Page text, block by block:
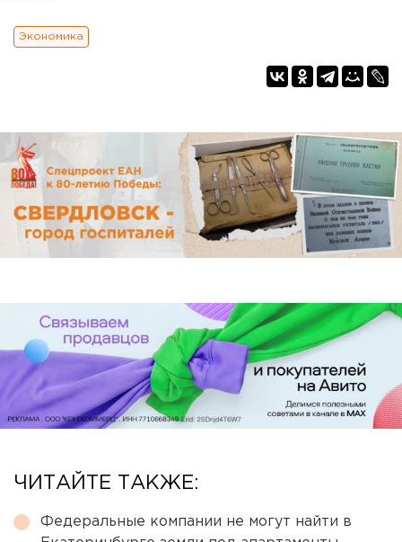
Экономика
ЧИТАЙТЕ ТАКЖЕ:
Федеральные компании не могут найти в